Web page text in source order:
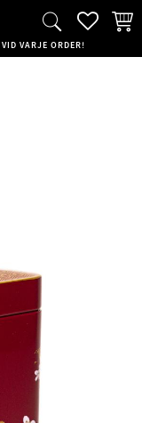
VID VARJE ORDER!